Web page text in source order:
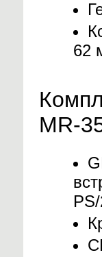
62
MR-